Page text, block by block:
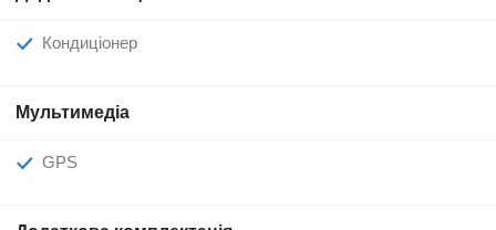
Кондиціонер
Мультимедіа
GPS